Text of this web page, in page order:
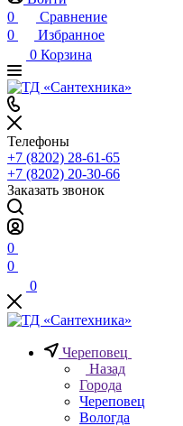
0
Сравнение
0
Избранное
0 Корзина
Телефоны
+7 (8202) 28‑61-65
+7 (8202) 20‑30-66
Заказать звонок
0
0
0
Череповец
Назад
Города
Череповец
Вологда